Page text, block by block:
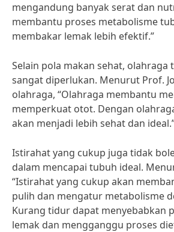
mengandung banyak serat dan
membantu proses metabolisme
membakar lemak lebih efektif.”
Selain pola makan sehat, olahraga
sangat diperlukan. Menurut Prof.
olahraga, “Olahraga membantu
memperkuat otot. Dengan
akan menjadi lebih sehat dan
Istirahat yang cukup juga tidak
dalam mencapai tubuh ideal.
“Istirahat yang cukup akan
pulih dan mengatur metabolisme
Kurang tidur dapat menyebabkan
lemak dan mengganggu proses